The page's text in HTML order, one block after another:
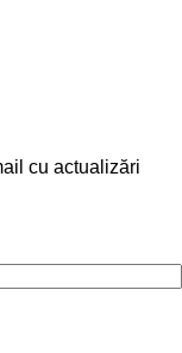
cu actualizări